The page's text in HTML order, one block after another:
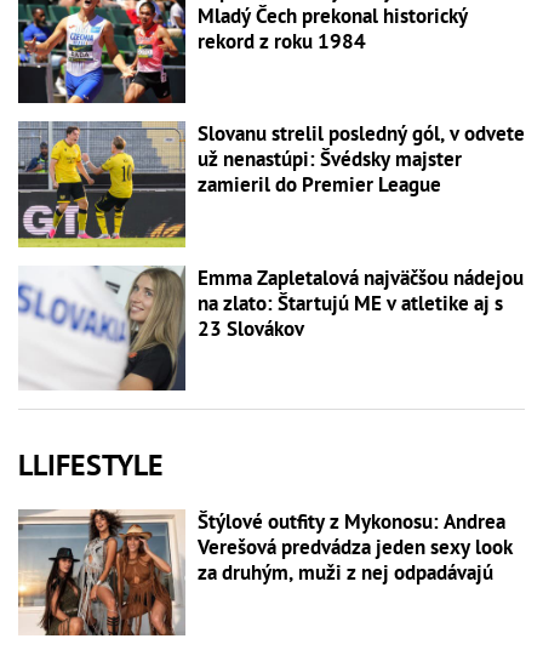
Mladý Čech prekonal historický
rekord z roku 1984
Slovanu strelil posledný gól, v odvete
už nenastúpi: Švédsky majster
zamieril do Premier League
Emma Zapletalová najväčšou nádejou
na zlato: Štartujú ME v atletike aj s
23 Slovákov
LLIFESTYLE
Štýlové outfity z Mykonosu: Andrea
Verešová predvádza jeden sexy look
za druhým, muži z nej odpadávajú